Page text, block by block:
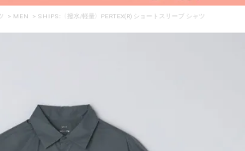
> MEN > SHIPS:〈撥水/軽量〉PERTEX(R) ショートスリーブ シャツ